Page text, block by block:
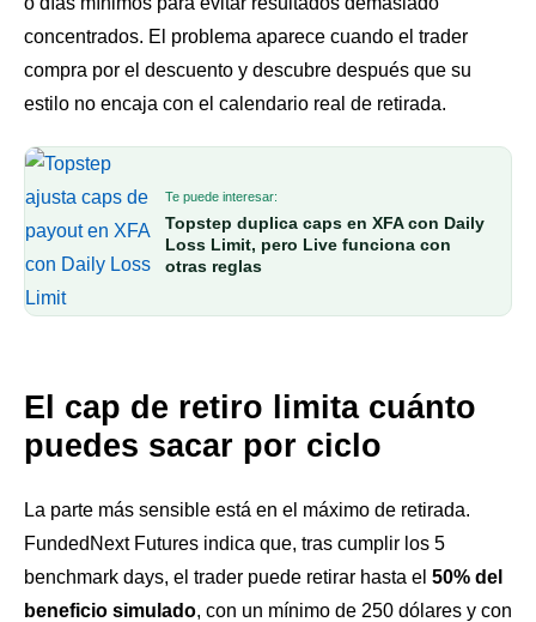
concentrados. El problema aparece cuando el trader
compra por el descuento y descubre después que su
estilo no encaja con el calendario real de retirada.
Te puede interesar:
Topstep duplica caps en XFA con Daily
Loss Limit, pero Live funciona con
otras reglas
El cap de retiro limita cuánto
puedes sacar por ciclo
La parte más sensible está en el máximo de retirada.
FundedNext Futures indica que, tras cumplir los 5
benchmark days, el trader puede retirar hasta el 50% del
beneficio simulado, con un mínimo de 250 dólares y con